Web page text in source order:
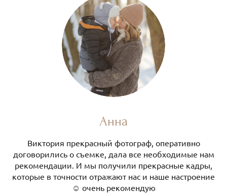
Анна
Виктория прекрасный фотограф, оперативно
договорились о съемке, дала все необходимые нам
рекомендации. И мы получили прекрасные кадры,
которые в точности отражают нас и наше настроение
☺️ очень рекомендую